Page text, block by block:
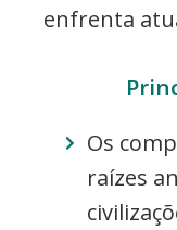
enfrenta
Os
raízes